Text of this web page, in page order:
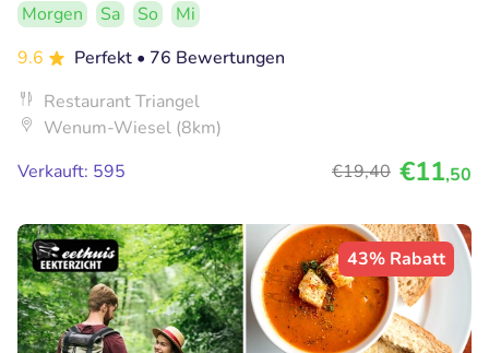
Morgen Sa So
Mi
9.6
Perfekt • 76 Bewertungen
Restaurant Triangel
Wenum-Wiesel (8km)
Verkauft: 595
€19,40 €11,50
43% Rabatt